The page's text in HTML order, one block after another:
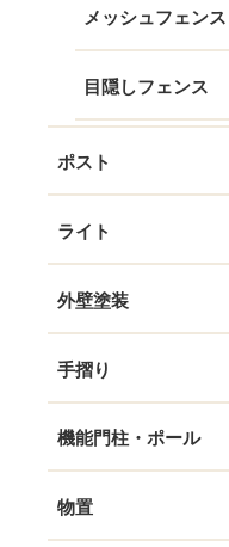
メッシュフェンス
目隠しフェンス
ポスト
ライト
外壁塗装
手摺り
機能門柱・ポール
物置